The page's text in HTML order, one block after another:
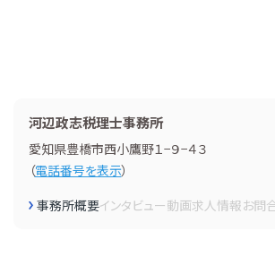
河辺政志税理士事務所
愛知県豊橋市西小鷹野１−９−４３
（電話番号を表示）
事務所概要インタビュー動画求人情報お問